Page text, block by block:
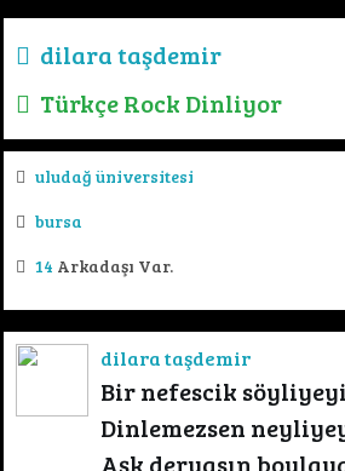
dilara taşdemir
Türkçe Rock Dinliyor
uludağ üniversitesi
bursa
14 Arkadaşı Var.
dilara taşdemir
Bir nefescik
Dinlemezsen
Aşk deryasın